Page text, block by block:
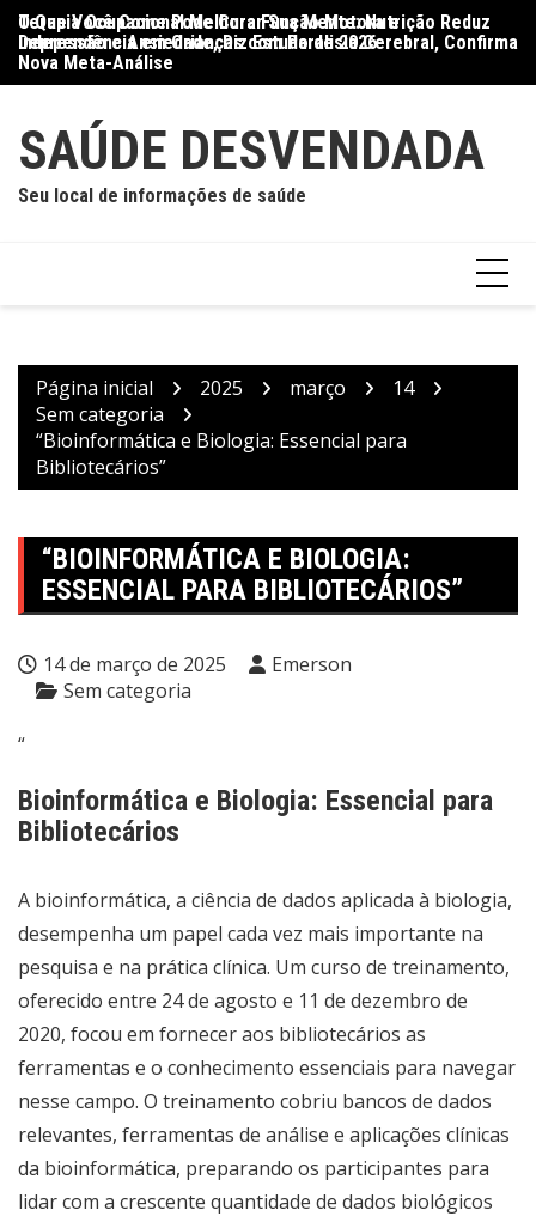
para
conteúdo
O Que Você Come Pode Curar Sua Mente: Nutrição Reduz
Depressão e Ansiedade, Diz Estudo de 2026
Terapia Ocupacional Melhora Função Motora e
Independência em Crianças com Paralisia Cerebral, Confirma
Nova Meta-Análise
SAÚDE DESVENDADA
Seu local de informações de saúde
Página inicial 2025 março
14
Sem categoria
“Bioinformática e Biologia: Essencial para
Bibliotecários”
“BIOINFORMÁTICA E BIOLOGIA:
ESSENCIAL PARA BIBLIOTECÁRIOS”
14 de março de 2025
Emerson
Sem categoria
“
Bioinformática e Biologia: Essencial para
Bibliotecários
A bioinformática, a ciência de dados aplicada à biologia,
desempenha um papel cada vez mais importante na
pesquisa e na prática clínica. Um curso de treinamento,
oferecido entre 24 de agosto e 11 de dezembro de
2020, focou em fornecer aos bibliotecários as
ferramentas e o conhecimento essenciais para navegar
nesse campo. O treinamento cobriu bancos de dados
relevantes, ferramentas de análise e aplicações clínicas
da bioinformática, preparando os participantes para
lidar com a crescente quantidade de dados biológicos